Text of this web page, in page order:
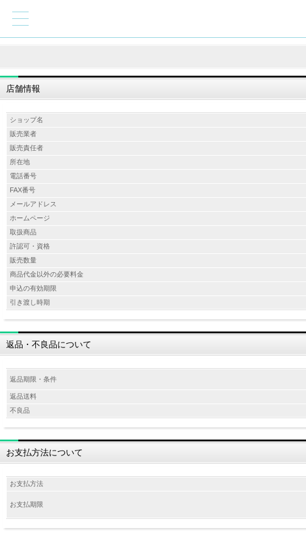
店舗情報
ショップ名
販売業者
販売責任者
所在地
電話番号
FAX番号
メールアドレス
ホームページ
取扱商品
許認可・資格
販売数量
商品代金以外の必要料金
申込の有効期限
引き渡し時期
返品・不良品について
返品期限・条件
返品送料
不良品
お支払方法について
お支払方法
お支払期限